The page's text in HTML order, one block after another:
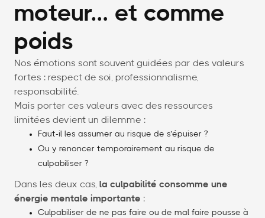
moteur… et comme
poids
Nos émotions sont souvent guidées par des valeurs
fortes : respect de soi, professionnalisme,
responsabilité.
Mais porter ces valeurs avec des ressources
limitées devient un dilemme :
Faut-il les assumer au risque de s’épuiser ?
Ou y renoncer temporairement au risque de
culpabiliser ?
Dans les deux cas, la culpabilité consomme une
énergie mentale importante :
Culpabiliser de ne pas faire ou de mal faire pousse à